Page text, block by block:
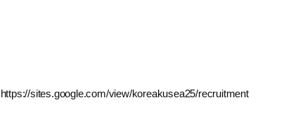
https://sites.google.com/view/koreakusea25/recruitment